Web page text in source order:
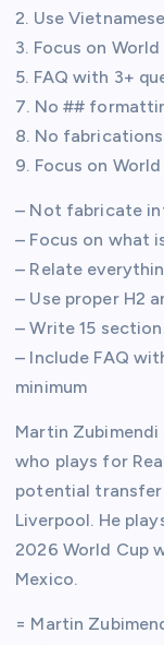
2. Use
3. Focus on
5. FAQ with 3+
7. No ##
8. No fabrications
9. Focus on
– Not fabricate
– Focus on what
– Relate
– Use proper H2
– Write 15
– Include FAQ
minimum
Martin
who plays for
potential
Liverpool. He
2026 World Cup
Mexico.
= Martin